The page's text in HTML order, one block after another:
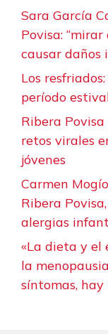
Sara García
Povisa:
causar daños
Los
período
Ribera
retos virales
jóvenes
Carmen
Ribera
alergias
«La dieta y el
la
síntomas,